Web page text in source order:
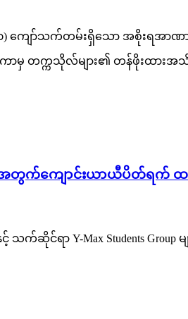
) ကျော်သက်တမ်းရှိသော အစိုးရအာဏ
ကာမှ တက္ကသိုလ်များ၏ တန်ဖိုးထာ
က်ကျောင်းယာယီပိတ်ရက် ထပ်မံ
က်ဆိုင်ရာ Y-Max Students